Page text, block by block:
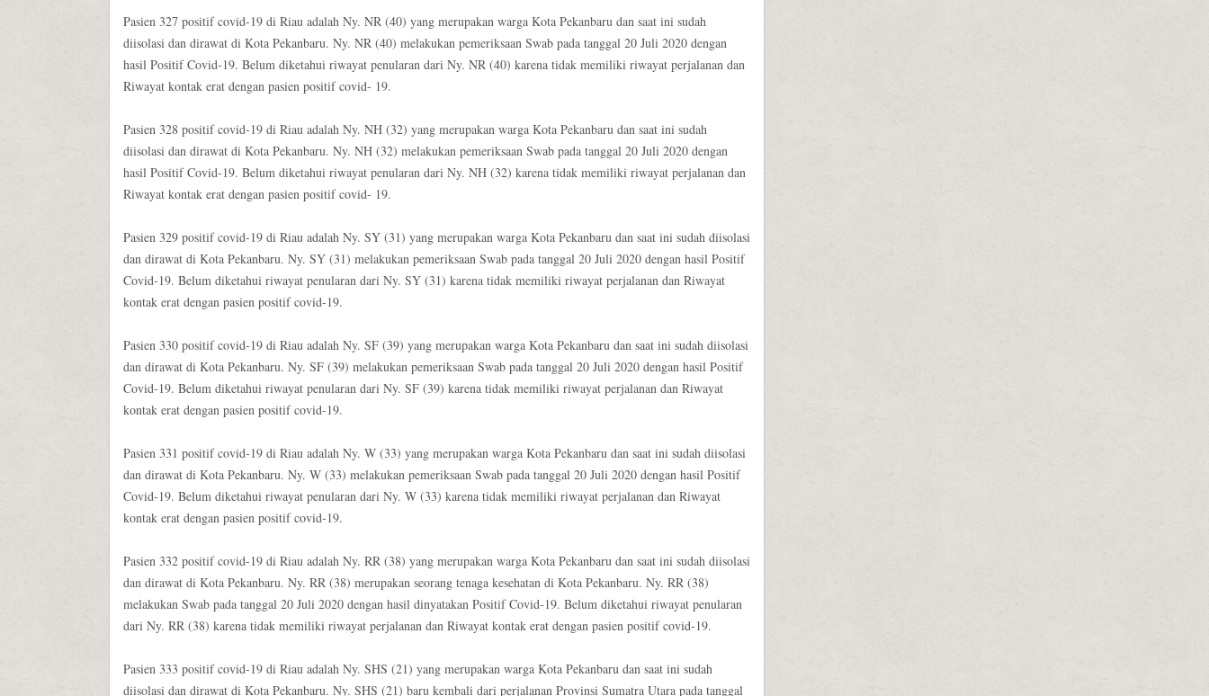
Pasien 327 positif covid-19 di Riau adalah Ny. NR (40) yang merupakan warga Kota Pekanbaru dan saat ini sudah
diisolasi dan dirawat di Kota Pekanbaru. Ny. NR (40) melakukan pemeriksaan Swab pada tanggal 20 Juli 2020 dengan
hasil Positif Covid-19. Belum diketahui riwayat penularan dari Ny. NR (40) karena tidak memiliki riwayat perjalanan dan
Riwayat kontak erat dengan pasien positif covid- 19.
Pasien 328 positif covid-19 di Riau adalah Ny. NH (32) yang merupakan warga Kota Pekanbaru dan saat ini sudah
diisolasi dan dirawat di Kota Pekanbaru. Ny. NH (32) melakukan pemeriksaan Swab pada tanggal 20 Juli 2020 dengan
hasil Positif Covid-19. Belum diketahui riwayat penularan dari Ny. NH (32) karena tidak memiliki riwayat perjalanan dan
Riwayat kontak erat dengan pasien positif covid- 19.
Pasien 329 positif covid-19 di Riau adalah Ny. SY (31) yang merupakan warga Kota Pekanbaru dan saat ini sudah diisolasi
dan dirawat di Kota Pekanbaru. Ny. SY (31) melakukan pemeriksaan Swab pada tanggal 20 Juli 2020 dengan hasil Positif
Covid-19. Belum diketahui riwayat penularan dari Ny. SY (31) karena tidak memiliki riwayat perjalanan dan Riwayat
kontak erat dengan pasien positif covid-19.
Pasien 330 positif covid-19 di Riau adalah Ny. SF (39) yang merupakan warga Kota Pekanbaru dan saat ini sudah diisolasi
dan dirawat di Kota Pekanbaru. Ny. SF (39) melakukan pemeriksaan Swab pada tanggal 20 Juli 2020 dengan hasil Positif
Covid-19. Belum diketahui riwayat penularan dari Ny. SF (39) karena tidak memiliki riwayat perjalanan dan Riwayat
kontak erat dengan pasien positif covid-19.
Pasien 331 positif covid-19 di Riau adalah Ny. W (33) yang merupakan warga Kota Pekanbaru dan saat ini sudah diisolasi
dan dirawat di Kota Pekanbaru. Ny. W (33) melakukan pemeriksaan Swab pada tanggal 20 Juli 2020 dengan hasil Positif
Covid-19. Belum diketahui riwayat penularan dari Ny. W (33) karena tidak memiliki riwayat perjalanan dan Riwayat
kontak erat dengan pasien positif covid-19.
Pasien 332 positif covid-19 di Riau adalah Ny. RR (38) yang merupakan warga Kota Pekanbaru dan saat ini sudah diisolasi
dan dirawat di Kota Pekanbaru. Ny. RR (38) merupakan seorang tenaga kesehatan di Kota Pekanbaru. Ny. RR (38)
melakukan Swab pada tanggal 20 Juli 2020 dengan hasil dinyatakan Positif Covid-19. Belum diketahui riwayat penularan
dari Ny. RR (38) karena tidak memiliki riwayat perjalanan dan Riwayat kontak erat dengan pasien positif covid-19.
Pasien 333 positif covid-19 di Riau adalah Ny. SHS (21) yang merupakan warga Kota Pekanbaru dan saat ini sudah
diisolasi dan dirawat di Kota Pekanbaru. Ny. SHS (21) baru kembali dari perjalanan Provinsi Sumatra Utara pada tanggal